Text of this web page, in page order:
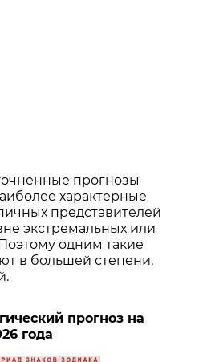
прогнозы
характерные
представителей
экстремальных или
одним такие
в большей степени,
прогноз на
года